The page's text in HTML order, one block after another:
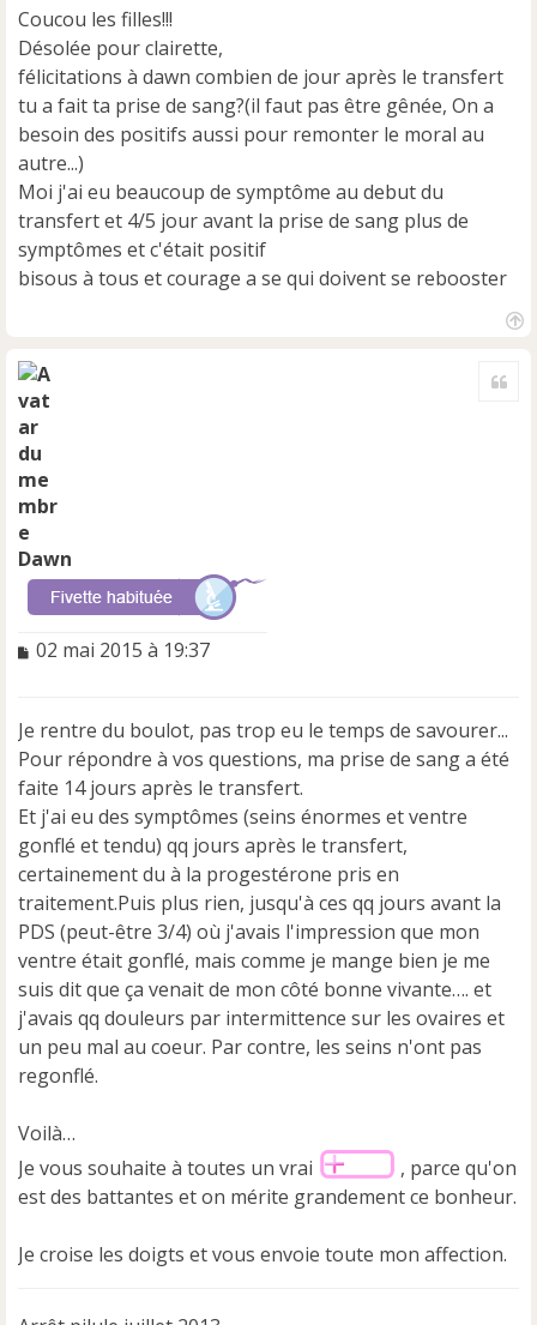
a
g
e
n
o
n
l
u
Coucou les filles!!!
Désolée pour clairette,
félicitations à dawn combien de jour après le transfert
tu a fait ta prise de sang?(il faut pas être gênée, On a
besoin des positifs aussi pour remonter le moral au
autre...)
Moi j'ai eu beaucoup de symptôme au debut du
transfert et 4/5 jour avant la prise de sang plus de
symptômes et c'était positif
bisous à tous et courage a se qui doivent se rebooster
Dawn
M
a
g
e
n
o
n
l
u
02 mai 2015 à 19:37
Je rentre du boulot, pas trop eu le temps de savourer...
Pour répondre à vos questions, ma prise de sang a été
faite 14 jours après le transfert.
Et j'ai eu des symptômes (seins énormes et ventre
gonflé et tendu) qq jours après le transfert,
certainement du à la progestérone pris en
traitement.Puis plus rien, jusqu'à ces qq jours avant la
PDS (peut-être 3/4) où j'avais l'impression que mon
ventre était gonflé, mais comme je mange bien je me
suis dit que ça venait de mon côté bonne vivante…. et
j'avais qq douleurs par intermittence sur les ovaires et
un peu mal au coeur. Par contre, les seins n'ont pas
regonflé.
Voilà…
Je vous souhaite à toutes un vrai
, parce qu'on
est des battantes et on mérite grandement ce bonheur.
Je croise les doigts et vous envoie toute mon affection.